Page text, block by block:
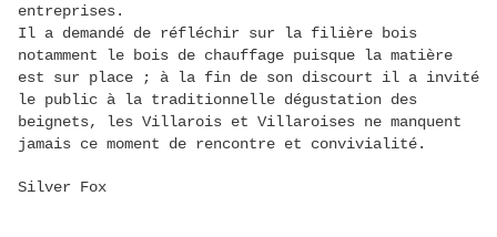
entreprises.
Il a demandé de réfléchir sur la filière bois
notamment le bois de chauffage puisque la matière
est sur place ; à la fin de son discourt il a invité
le public à la traditionnelle dégustation des
beignets, les Villarois et Villaroises ne manquent
jamais ce moment de rencontre et convivialité.
Silver Fox